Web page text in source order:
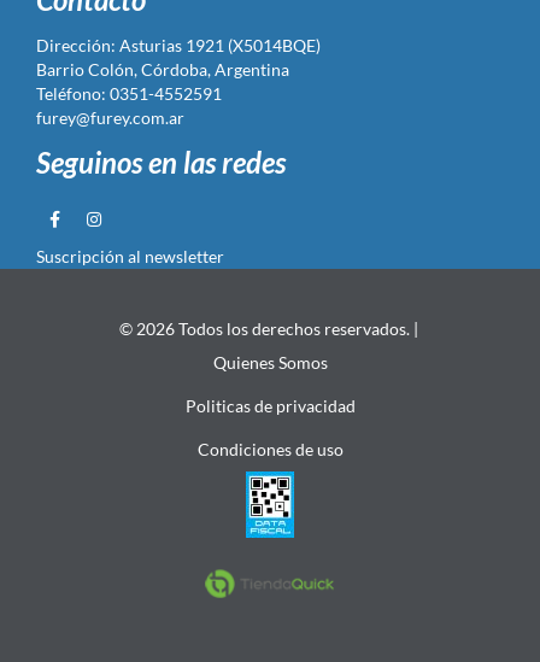
Dirección: Asturias 1921 (X5014BQE)
Barrio Colón, Córdoba, Argentina
Teléfono: 0351-4552591
furey@furey.com.ar
Seguinos en las redes
Suscripción al newsletter
© 2026 Todos los derechos reservados. |
Quienes Somos
Politicas de privacidad
Condiciones de uso